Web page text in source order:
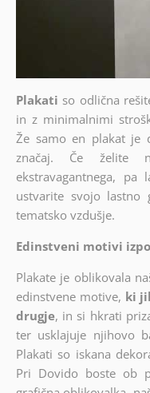
Plakati so odlična
in z minimalnimi
Že samo en plakat je
značaj. Če želite
ekstravagantnega,
ustvarite svojo lastno
tematsko vzdušje.
Edinstveni motivi
Plakate je oblikovala
edinstvene motive, ki
drugje, in si hkrati
ter usklajuje njihovo
Plakati so iskana
Pri Dovido boste ob